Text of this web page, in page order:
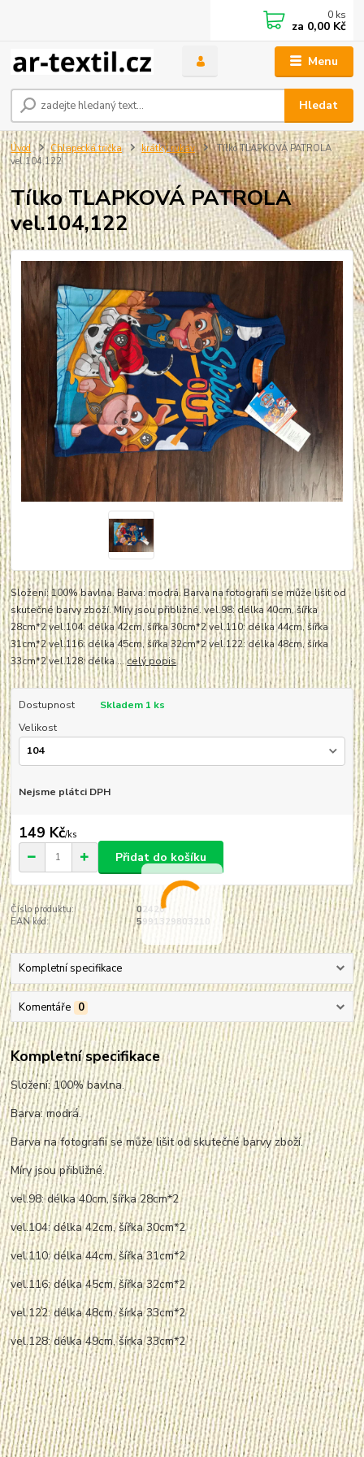
Menu
Hledat
0 ks
za 0,00 Kč
Úvod Chlapecká trička krátký rukáv
Tílko TLAPKOVÁ PATROLA
vel.104,122
Tílko TLAPKOVÁ PATROLA
vel.104,122
Složení: 100% bavlna. Barva: modrá. Barva na fotografii se může lišit od
skutečné barvy zboží. Míry jsou přibližné. vel.98: délka 40cm, šířka
28cm*2 vel.104: délka 42cm, šířka 30cm*2 vel.110: délka 44cm, šířka
31cm*2 vel.116: délka 45cm, šířka 32cm*2 vel.122: délka 48cm, šírka
33cm*2 vel.128: délka ...celý popis
Dostupnost
Skladem 1 ks
Velikost
Nejsme plátci DPH
149 Kč/ks
Přidat do košíku
Číslo produktu:
02420
EAN kód:
5991329803210
Kompletní specifikace
Komentáře 0
Kompletní specifikace
Složení: 100% bavlna.
Barva: modrá.
Barva na fotografii se může lišit od skutečné barvy zboží.
Míry jsou přibližné.
vel.98: délka 40cm, šířka 28cm*2
vel.104: délka 42cm, šířka 30cm*2
vel.110: délka 44cm, šířka 31cm*2
vel.116: délka 45cm, šířka 32cm*2
vel.122: délka 48cm, šírka 33cm*2
vel.128: délka 49cm, šírka 33cm*2